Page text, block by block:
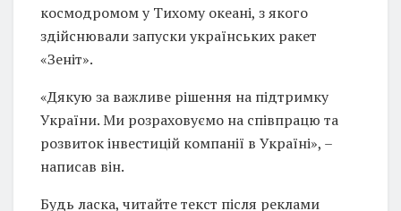
космодромом у Тихому океані, з якого
здійснювали запуски українських ракет
«Зеніт».
«Дякую за важливе рішення на підтримку
України. Ми розраховуємо на співпрацю та
розвиток інвестицій компанії в Україні», –
написав він.
Будь ласка, читайте текст після реклами